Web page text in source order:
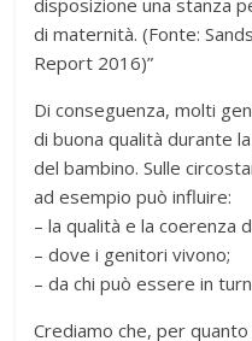
disposizione una stanza
di maternità. (Fonte:
Report 2016)”
Di conseguenza, molti
di buona qualità durante
del bambino. Sulle
ad esempio può influire:
– la qualità e la coerenza
– dove i genitori vivono;
– da chi può essere in
Crediamo che, per